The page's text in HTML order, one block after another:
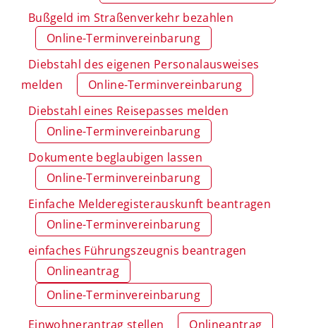
Bußgeld im Straßenverkehr bezahlen
Online-Terminvereinbarung
Diebstahl des eigenen Personalausweises
melden
Online-Terminvereinbarung
Diebstahl eines Reisepasses melden
Online-Terminvereinbarung
Dokumente beglaubigen lassen
Online-Terminvereinbarung
Einfache Melderegisterauskunft beantragen
Online-Terminvereinbarung
einfaches Führungszeugnis beantragen
Onlineantrag
Online-Terminvereinbarung
Einwohnerantrag stellen
Onlineantrag